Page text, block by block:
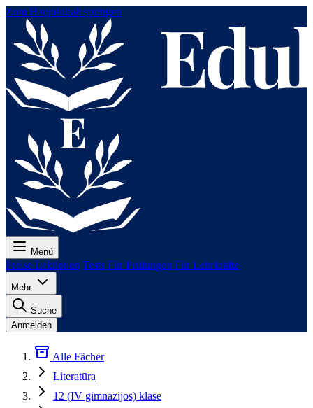
Zum Hauptinhalt springen
Menü
Preise Lektionen Tests Für Prüfungen Für Lehrkräfte
Mehr
Suche
Anmelden
Alle Fächer
Literatūra
12 (IV gimnazijos) klasė